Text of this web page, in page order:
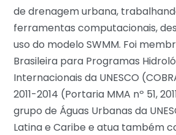
de drenagem urbana,
ferramentas computacionais,
uso do modelo SWMM. Foi
Brasileira para Programas
Internacionais da UNESCO
2011-2014 (Portaria MMA nº 51,
grupo de Águas Urbanas da
Latina e Caribe e atua também